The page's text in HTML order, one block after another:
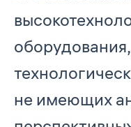
не имеющих